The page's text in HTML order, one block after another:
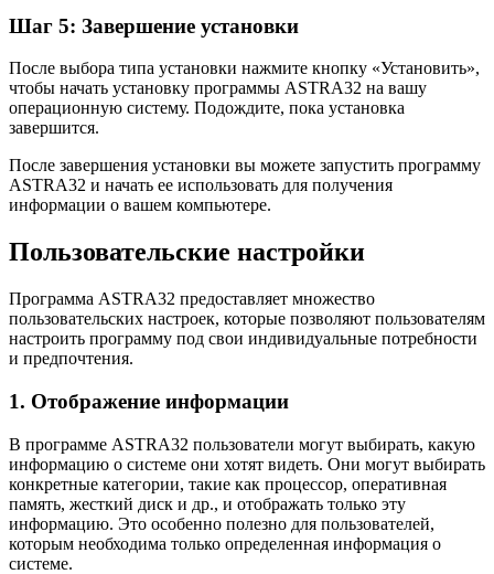
Шаг 5: Завершение установки
После выбора типа установки нажмите кнопку «Установить»,
чтобы начать установку программы ASTRA32 на вашу
операционную систему. Подождите, пока установка
завершится.
После завершения установки вы можете запустить программу
ASTRA32 и начать ее использовать для получения
информации о вашем компьютере.
Пользовательские настройки
Программа ASTRA32 предоставляет множество
пользовательских настроек, которые позволяют пользователям
настроить программу под свои индивидуальные потребности
и предпочтения.
1. Отображение информации
В программе ASTRA32 пользователи могут выбирать, какую
информацию о системе они хотят видеть. Они могут выбирать
конкретные категории, такие как процессор, оперативная
память, жесткий диск и др., и отображать только эту
информацию. Это особенно полезно для пользователей,
которым необходима только определенная информация о
системе.